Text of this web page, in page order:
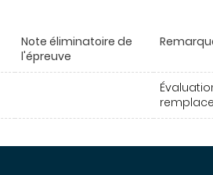
Note éliminatoire de
l'épreuve